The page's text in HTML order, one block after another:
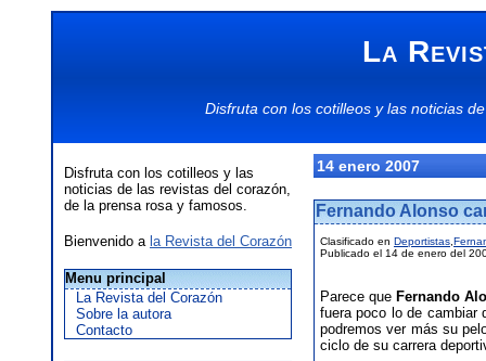
La
Disfruta con los cotilleosy las noticias
Disfruta con los cotilleos y las
noticias de las revistas del corazón,
de la prensa rosa y famosos.
Bienvenido a la Revista del Corazón
Menu principal
La Revista del Corazón
Sobre la autora
Contacto
14 enero 2007
Fernando Alonso
Clasificado en Deportistas
Publicado el 14 de enero del
Parece que Fernando
fuera poco lo de cambiar
podremos ver más su
ciclo de su carrera